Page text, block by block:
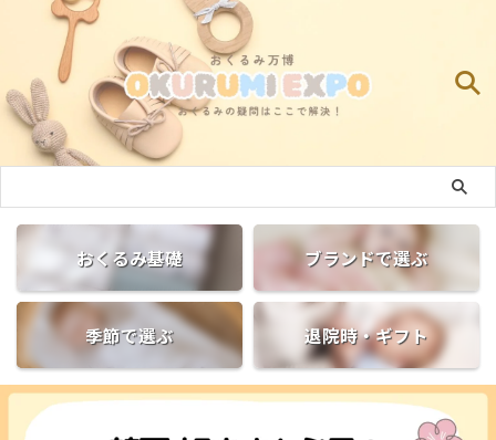
おくるみ基礎 ブランドで選ぶ
季節で選ぶ 退院時・ギフト